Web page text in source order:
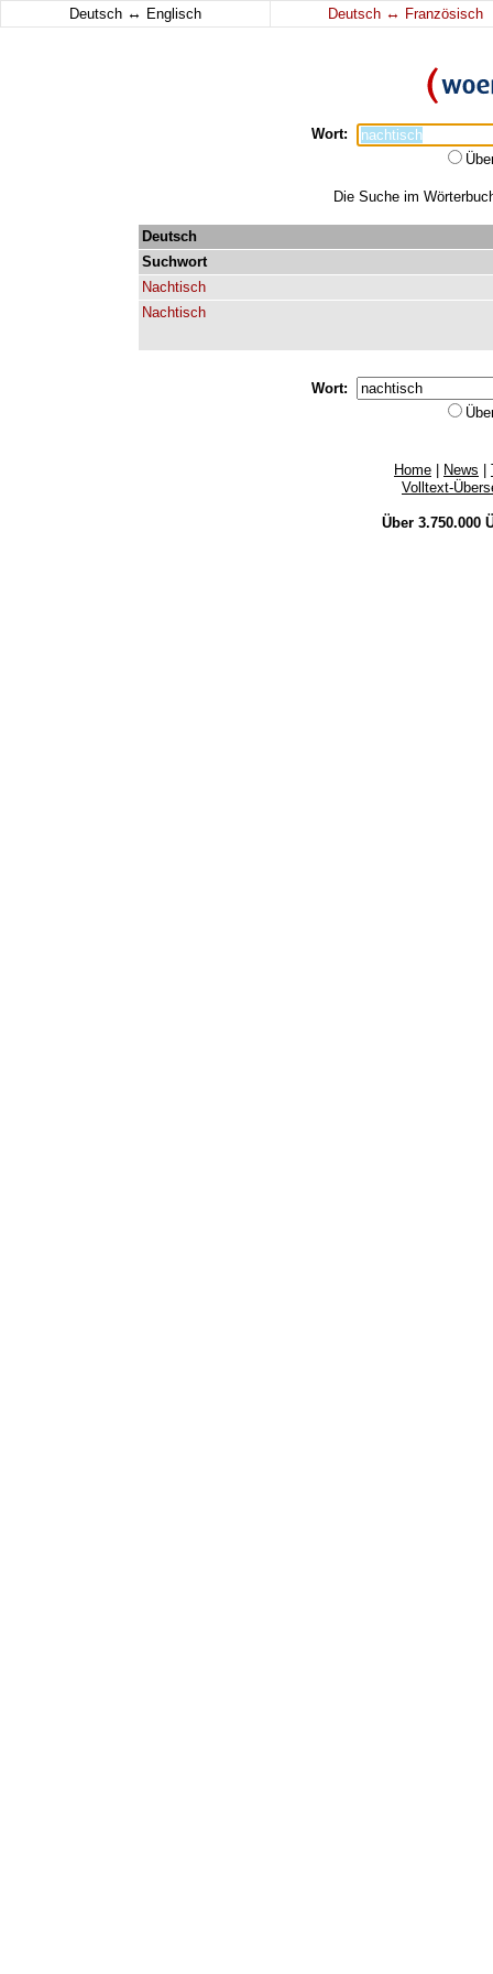
Deutsch ↔ Englisch Deutsch ↔ Französisch
Wort:
Die Suche im
Deutsch
Suchwort
Nachtisch
Nachtisch
Wort:
Home News
Volltext-
Über 3.750.000